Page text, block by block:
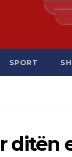
SPORT
ditën